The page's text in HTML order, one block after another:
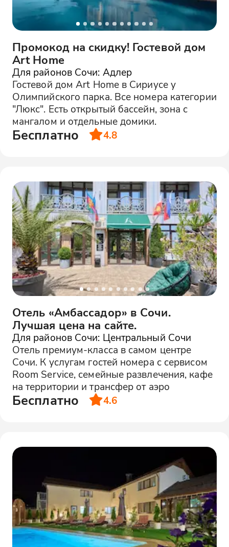
Промокод на скидку! Гостевой дом
Art Home
Для районов Сочи: Адлер
Гостевой дом Art Home в Сириусе у
Олимпийского парка. Все номера категории
"Люкс". Есть открытый бассейн, зона с
мангалом и отдельные домики.
Бесплатно 4.8
Отель «Амбассадор» в Сочи.
Лучшая цена на сайте.
Для районов Сочи: Центральный Сочи
Отель премиум-класса в самом центре
Сочи. К услугам гостей номера с сервисом
Room Service, семейные развлечения, кафе
на территории и трансфер от аэро
Бесплатно 4.6